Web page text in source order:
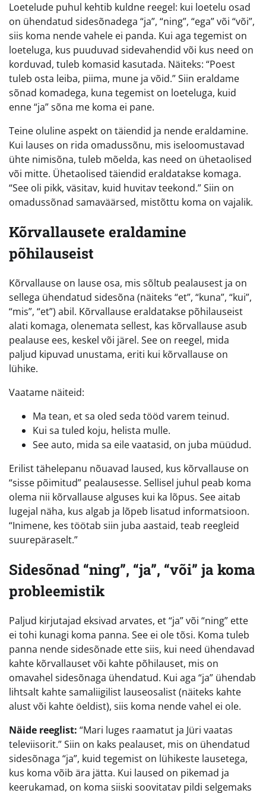
Loetelude puhul kehtib kuldne reegel: kui loetelu osad
on ühendatud sidesõnadega “ja”, “ning”, “ega” või “või”,
siis koma nende vahele ei panda. Kui aga tegemist on
loeteluga, kus puuduvad sidevahendid või kus need on
korduvad, tuleb komasid kasutada. Näiteks: “Poest
tuleb osta leiba, piima, mune ja võid.” Siin eraldame
sõnad komadega, kuna tegemist on loeteluga, kuid
enne “ja” sõna me koma ei pane.
Teine oluline aspekt on täiendid ja nende eraldamine.
Kui lauses on rida omadussõnu, mis iseloomustavad
ühte nimisõna, tuleb mõelda, kas need on ühetaolised
või mitte. Ühetaolised täiendid eraldatakse komaga.
“See oli pikk, väsitav, kuid huvitav teekond.” Siin on
omadussõnad samaväärsed, mistõttu koma on vajalik.
Kõrvallausete eraldamine
põhilauseist
Kõrvallause on lause osa, mis sõltub pealausest ja on
sellega ühendatud sidesõna (näiteks “et”, “kuna”, “kui”,
“mis”, “et”) abil. Kõrvallause eraldatakse põhilauseist
alati komaga, olenemata sellest, kas kõrvallause asub
pealause ees, keskel või järel. See on reegel, mida
paljud kipuvad unustama, eriti kui kõrvallause on
lühike.
Vaatame näiteid:
Ma tean, et sa oled seda tööd varem teinud.
Kui sa tuled koju, helista mulle.
See auto, mida sa eile vaatasid, on juba müüdud.
Erilist tähelepanu nõuavad laused, kus kõrvallause on
“sisse põimitud” pealausesse. Sellisel juhul peab koma
olema nii kõrvallause alguses kui ka lõpus. See aitab
lugejal näha, kus algab ja lõpeb lisatud informatsioon.
“Inimene, kes töötab siin juba aastaid, teab reegleid
suurepäraselt.”
Sidesõnad “ning”, “ja”, “või” ja koma
probleemistik
Paljud kirjutajad eksivad arvates, et “ja” või “ning” ette
ei tohi kunagi koma panna. See ei ole tõsi. Koma tuleb
panna nende sidesõnade ette siis, kui need ühendavad
kahte kõrvallauset või kahte põhilauset, mis on
omavahel sidesõnaga ühendatud. Kui aga “ja” ühendab
lihtsalt kahte samaliigilist lauseosalist (näiteks kahte
alust või kahte öeldist), siis koma nende vahel ei ole.
Näide reeglist: “Mari luges raamatut ja Jüri vaatas
televiisorit.” Siin on kaks pealauset, mis on ühendatud
sidesõnaga “ja”, kuid tegemist on lühikeste lausetega,
kus koma võib ära jätta. Kui laused on pikemad ja
keerukamad, on koma siiski soovitatav pildi selgemaks